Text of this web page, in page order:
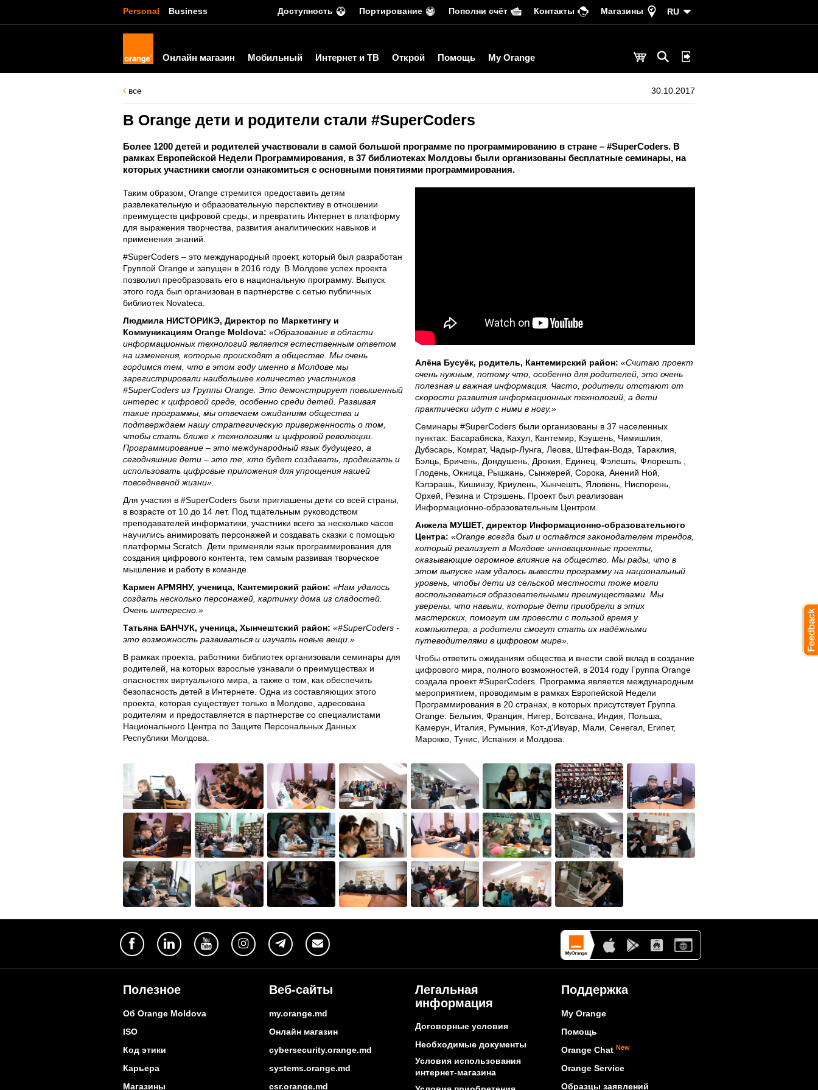
Personal Business Доступность Портирование Пополни счёт Контакты Магазины RU
Онлайн магазин Мобильный Интернет и ТВ Открой Помощь My Orange
все 30.10.2017
В Orange дети и родители стали #SuperCoders
Более 1200 детей и родителей участвовали в самой большой программе по программированию в стране – #SuperCoders. В
рамках Европейской Недели Программирования, в 37 библиотеках Молдовы были организованы бесплатные семинары, на
которых участники смогли ознакомиться с основными понятиями программирования.
Таким образом, Orange стремится предоставить детям
развлекательную и образовательную перспективу в отношении
преимуществ цифровой среды, и превратить Интернет в платформу
для выражения творчества, развития аналитических навыков и
применения знаний.
#SuperCoders – это международный проект, который был разработан
Группой Orange и запущен в 2016 году. В Молдове успех проекта
позволил преобразовать его в национальную программу. Выпуск
этого года был организован в партнерстве с сетью публичных
библиотек Novateca.
Людмила НИСТОРИКЭ, Директор по Маркетингу и
Коммуникациям Orange Moldova: «Образование в области
информационных технологий является естественным ответом
на изменения, которые происходят в обществе. Мы очень
гордимся тем, что в этом году именно в Молдове мы
зарегистрировали наибольшее количество участников
#SuperCoders из Группы Orange. Это демонстрирует повышенный
интерес к цифровой среде, особенно среди детей. Развивая
такие программы, мы отвечаем ожиданиям общества и
подтверждаем нашу стратегическую приверженность о том,
чтобы стать ближе к технологиям и цифровой революции.
Программирование – это международный язык будущего, а
сегодняшние дети – это те, кто будет создавать, продвигать и
использовать цифровые приложения для упрощения нашей
повседневной жизни».
Для участия в #SuperCoders были приглашены дети со всей страны,
в возрасте от 10 до 14 лет. Под тщательным руководством
преподавателей информатики, участники всего за несколько часов
научились анимировать персонажей и создавать сказки с помощью
платформы Scratch. Дети применяли язык программирования для
создания цифрового контента, тем самым развивая творческое
мышление и работу в команде.
Кармен АРМЯНУ, ученица, Кантемирский район: «Нам удалось
создать несколько персонажей, картинку дома из сладостей.
Очень интересно.»
Татьяна БАНЧУК, ученица, Хынчештский район: «#SuperCoders -
это возможность развиваться и изучать новые вещи.»
В рамках проекта, работники библиотек организовали семинары для
родителей, на которых взрослые узнавали о преимуществах и
опасностях виртуального мира, а также о том, как обеспечить
безопасность детей в Интернете. Одна из составляющих этого
проекта, которая существует только в Молдове, адресована
родителям и предоставляется в партнерстве со специалистами
Национального Центра по Защите Персональных Данных
Республики Молдова.
Алёна Бусуёк, родитель, Кантемирский район: «Считаю проект
очень нужным, потому что, особенно для родителей, это очень
полезная и важная информация. Часто, родители отстают от
скорости развития информационных технологий, а дети
практически идут с ними в ногу.»
Семинары #SuperCoders были организованы в 37 населенных
пунктах: Басарабяска, Кахул, Кантемир, Кэушень, Чимишлия,
Дубэсарь, Комрат, Чадыр-Лунга, Леова, Штефан-Водэ, Тараклия,
Бэлць, Бричень, Дондушень, Дрокия, Единец, Фэлешть, Флорешть ,
Глодень, Окница, Рышкань, Сынжерей, Сорока, Анений Ной,
Кэлэрашь, Кишинэу, Криулень, Хынчешть, Яловень, Ниспорень,
Орхей, Резина и Стрэшень. Проект был реализован
Информационно-образовательным Центром.
Анжела МУШЕТ, директор Информационно-образовательного
Центра: «Orange всегда был и остаётся законодателем трендов,
который реализует в Молдове инновационные проекты,
оказывающие огромное влияние на общество. Мы рады, что в
этом выпуске нам удалось вывести программу на национальный
уровень, чтобы дети из сельской местности тоже могли
воспользоваться образовательными преимуществами. Мы
уверены, что навыки, которые дети приобрели в этих
мастерских, помогут им провести с пользой время у
компьютера, а родители смогут стать их надёжными
путеводителями в цифровом мире».
Чтобы ответить ожиданиям общества и внести свой вклад в создание
цифрового мира, полного возможностей, в 2014 году Группа Orange
создала проект #SuperCoders. Программа является международным
мероприятием, проводимым в рамках Европейской Недели
Программирования в 20 странах, в которых присутствует Группа
Orange: Бельгия, Франция, Нигер, Ботсвана, Индия, Польша,
Камерун, Италия, Румыния, Кот-д'Ивуар, Мали, Сенегал, Египет,
Марокко, Тунис, Испания и Молдова.
Полезное
Об Orange Moldova
ISO
Код этики
Карьера
Магазины
Веб-сайты
my.orange.md
Онлайн магазин
cybersecurity.orange.md
systems.orange.md
csr.orange.md
Легальная
информация
Договорные условия
Необходимые документы
Условия использования
интернет-магазина
Поддержка
My Orange
Помощь
Orange Chat New
Orange Service
Образцы заявлений